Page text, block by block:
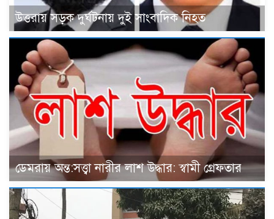
উত্তরায় সড়ক দুর্ঘটনায় দুই সাংবাদিক নিহত
ডেমরায় অন্ত:সত্ত্বা নারীর লাশ উদ্ধার: স্বামী গ্রেফতার